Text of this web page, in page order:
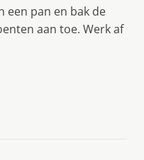
een pan en bak de
aan toe. Werk af